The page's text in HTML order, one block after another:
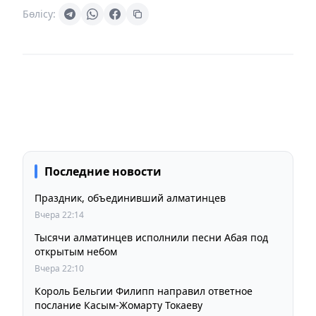
Бөлісу:
Последние новости
Праздник, объединивший алматинцев
Вчера 22:14
Тысячи алматинцев исполнили песни Абая под
открытым небом
Вчера 22:10
Король Бельгии Филипп направил ответное
послание Касым-Жомарту Токаеву